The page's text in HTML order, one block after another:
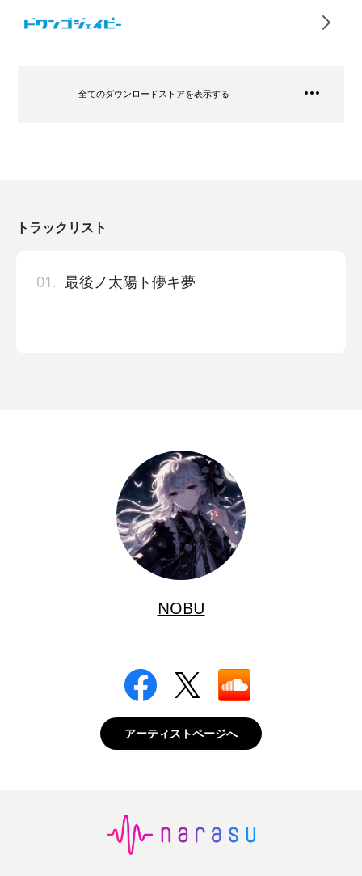
全てのダウンロードストアを表示する
トラックリスト
01. 最後ノ太陽ト儚キ夢
NOBU
アーティストページへ